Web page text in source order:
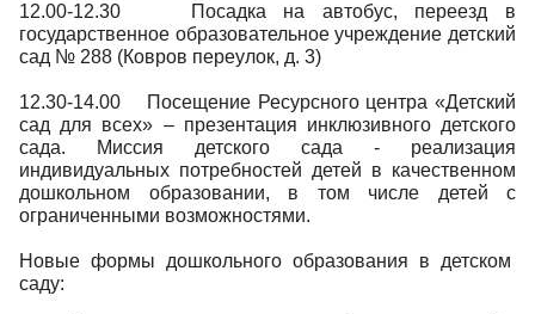
12.00-12.30 Посадка на автобус, переезд в
государственное образовательное учреждение детский
сад № 288 (Ковров переулок, д. 3)
12.30-14.00 Посещение Ресурсного центра «Детский
сад для всех» – презентация инклюзивного детского
сада. Миссия детского сада - реализация
индивидуальных потребностей детей в качественном
дошкольном образовании, в том числе детей с
ограниченными возможностями.
Новые формы дошкольного образования в детском
саду: